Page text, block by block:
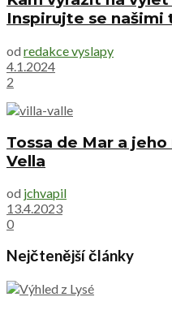
Inspirujte se našimi
od redakce vyslapy
4.1.2024
2
Tossa de Mar a
Vella
od jchvapil
13.4.2023
0
Nejčtenější články